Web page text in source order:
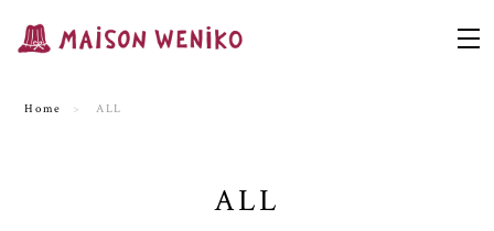
Home ALL
ALL